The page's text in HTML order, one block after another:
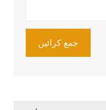
جمع کرائیں